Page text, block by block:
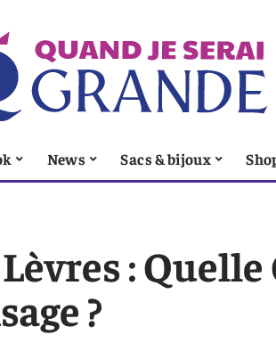
News Sacs & bijoux
Lèvres :
?